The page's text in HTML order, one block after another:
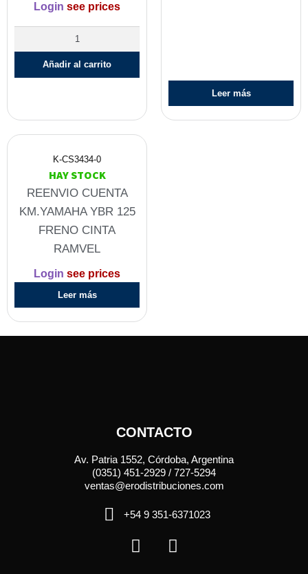
Login see prices
Añadir al carrito
Leer más
K-CS3434-0
HAY STOCK
REENVIO CUENTA
KM.YAMAHA YBR 125
FRENO CINTA
RAMVEL
Login see prices
Leer más
CONTACTO
Av. Patria 1552, Córdoba, Argentina
(0351) 451-2929 / 727-5294
ventas@erodistribuciones.com
+54 9 351-6371023